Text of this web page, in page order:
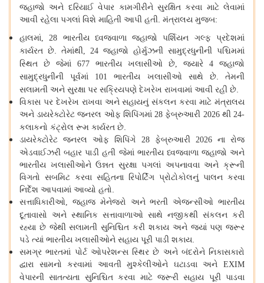
જહાજો અને દરિયાઈ વેપાર કામગીરીને સુરક્ષિત કરવા માટે લેવામાં
આવી રહેલા પગલાં વિશે માહિતી આપી હતી. મંત્રાલય મુજબ:
હાલમાં, 28 ભારતીય ધ્વજવાળા જહાજો પર્શિયન ગલ્ફ
પ્રદેશમાં
કાર્યરત છે. તેમાંથી, 24 જહાજો હોર્મુઝની સામુદ્રધુનીની પશ્ચિમમાં
સ્થિત
છે જેમાં 677 ભારતીય ખલાસીઓ છે, જ્યારે 4 જહાજો
સામુદ્રધુનીની
પૂર્વમાં 101ભારતીય ખલાસીઓ સાથે છે.તેમની
સલામતી અને સુરક્ષા પર સક્રિયપણે દેખરેખ રાખવામાં આવી રહી છે.
વિકાસ પર દેખરેખ રાખવા અને સહાયનું સંકલન કરવા માટે મંત્રાલય
અને ડાયરેક્ટોરેટ જનરલ ઓફ શિપિંગમાં 28ફેબ્રુઆરી 2026 થી 24-
કલાકનો કંટ્રોલ રૂમ કાર્યરત છે.
ડાયરેક્ટોરેટ જનરલ ઓફ શિપિંગે 28 ફેબ્રુઆરી 2026 ના રોજ
એડવાઈઝરી બહાર પાડી હતી જેમાં ભારતીય ધ્વજવાળા જહાજો અને
ભારતીય ખલાસીઓને ઉન્નત સુરક્ષા પગલાં અપનાવવા અને ક્રૂની
વિગતો સબમિટ કરવા સહિતના રિપોર્ટિંગ પ્રોટોકોલનું પાલન કરવા
નિર્દેશ આપવામાં આવ્યો હતો.
સત્તાધિકારીઓ, જહાજ મેનેજરો અને ભરતી એજન્સીઓ ભારતીય
દૂતાવાસો અને સ્થાનિક સત્તાવાળાઓ સાથે નજીકથી સંકલન કરી
રહ્યા છે જેથી સલામતી સુનિશ્ચિત કરી શકાય અને જ્યાં પણ જરૂર
પડે ત્યાં ભારતીય ખલાસીઓને સહાય પૂરી પાડી શકાય.
સમગ્ર ભારતમાં પોર્ટ ઓપરેશન્સ સ્થિર છે અને બંદરોને નિકાસકારો
દ્વારા
સામનો કરવામાં આવતી મુશ્કેલીઓને ઘટાડવા અને EXIM
વેપારની સાતત્યતા સુનિશ્ચિત કરવા માટે જરૂરી સહાય પૂરી પાડવા